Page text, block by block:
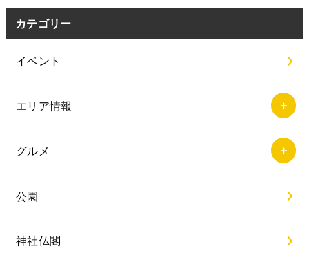
カテゴリー
イベント
エリア情報
グルメ
公園
神社仏閣